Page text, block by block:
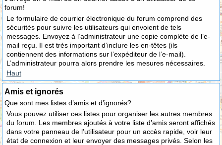
forum!
Le formulaire de courrier électronique du forum comprend des
sécurités pour suivre les utilisateurs qui envoient de tels
messages. Envoyez à l’administrateur une copie complète de l’e-
mail reçu. Il est très important d’inclure les en-têtes (ils
contiennent des informations sur l’expéditeur de l’e-mail).
L’administrateur pourra alors prendre les mesures nécessaires.
Haut
Amis et ignorés
Que sont mes listes d’amis et d’ignorés?
Vous pouvez utiliser ces listes pour organiser les autres membres
du forum. Les membres ajoutés à votre liste d’amis seront affichés
dans votre panneau de l’utilisateur pour un accès rapide, voir leur
état de connexion et leur envoyer des messages privés. Selon les